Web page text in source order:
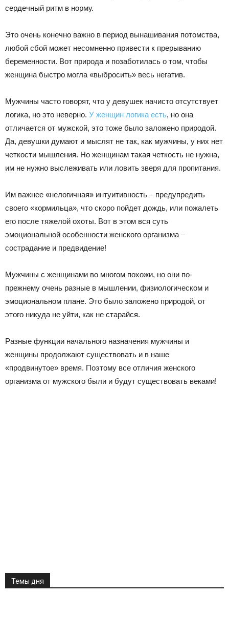
сердечный ритм в норму.
Это очень конечно важно в период вынашивания потомства,
любой сбой может несомненно привести к прерыванию
беременности. Вот природа и позаботилась о том, чтобы
женщина быстро могла «выбросить» весь негатив.
Мужчины часто говорят, что у девушек начисто отсутствует
логика, но это неверно. У женщин логика есть, но она
отличается от мужской, это тоже было заложено природой.
Да, девушки думают и мыслят не так, как мужчины, у них нет
четкости мышления. Но женщинам такая четкость не нужна,
им не нужно выслеживать или ловить зверя для пропитания.
Им важнее «нелогичная» интуитивность – предупредить
своего «кормильца», что скоро пойдет дождь, или пожалеть
его после тяжелой охоты. Вот в этом вся суть
эмоциональной особенности женского организма –
сострадание и предвидение!
Мужчины с женщинами во многом похожи, но они по-
прежнему очень разные в мышлении, физиологическом и
эмоциональном плане. Это было заложено природой, от
этого никуда не уйти, как не старайся.
Разные функции начального назначения мужчины и
женщины продолжают существовать и в наше
«продвинутое» время. Поэтому все отличия женского
организма от мужского были и будут существовать веками!
Темы дня